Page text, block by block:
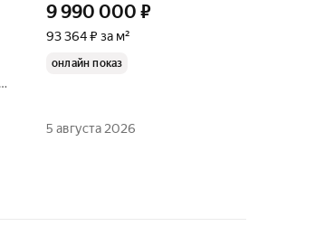
9 990 000 ₽
93 364 ₽ за м²
онлайн показ
5 августа 2026